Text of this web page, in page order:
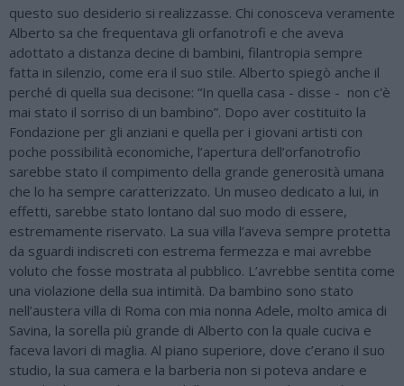
questo suo desiderio si realizzasse. Chi conosceva veramente
Alberto sa che frequentava gli orfanotrofi e che aveva
adottato a distanza decine di bambini, filantropia sempre
fatta in silenzio, come era il suo stile. Alberto spiegò anche il
perché di quella sua decisone: “In quella casa - disse - non c'è
mai stato il sorriso di un bambino”. Dopo aver costituito la
Fondazione per gli anziani e quella per i giovani artisti con
poche possibilità economiche, l’apertura dell’orfanotrofio
sarebbe stato il compimento della grande generosità umana
che lo ha sempre caratterizzato. Un museo dedicato a lui, in
effetti, sarebbe stato lontano dal suo modo di essere,
estremamente riservato. La sua villa l’aveva sempre protetta
da sguardi indiscreti con estrema fermezza e mai avrebbe
voluto che fosse mostrata al pubblico. L’avrebbe sentita come
una violazione della sua intimità. Da bambino sono stato
nell’austera villa di Roma con mia nonna Adele, molto amica di
Savina, la sorella più grande di Alberto con la quale cuciva e
faceva lavori di maglia. Al piano superiore, dove c’erano il suo
studio, la sua camera e la barberia non si poteva andare e